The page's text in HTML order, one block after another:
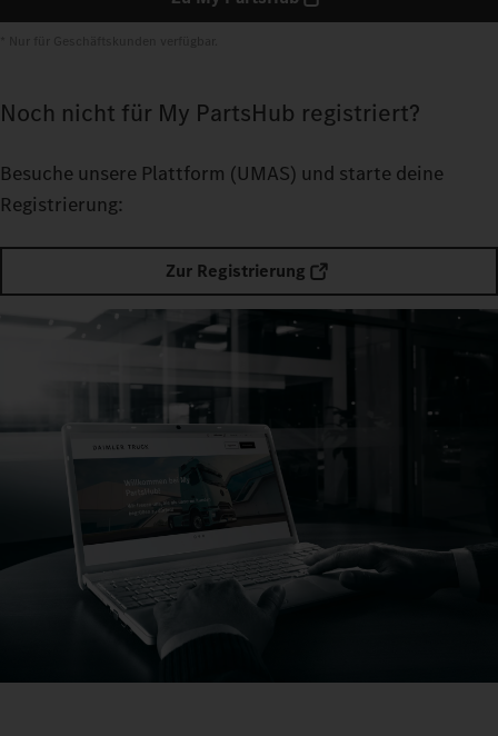
Noch nicht für My PartsHub registriert?
Besuche unsere Plattform (UMAS) und starte deine
Registrierung:
Zur Registrierung